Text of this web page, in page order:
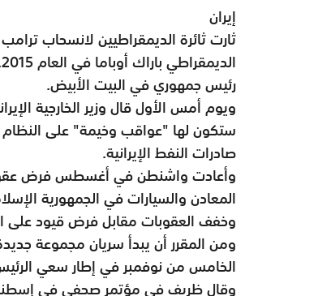
إيران
ثارت ثائرة الديمقراطيين لانسحاب
رئيس جمهوري في البيت الأبيض.
ويوم أمس الأول قال وزير الخارجية
ستكون لها "عواقب وخيمة" على
صادرات النفط الإيرانية.
وأعادت واشنطن في أغسطس فرض
وخفف العقوبات مقابل فرض قيود على
ومن المقرر أن يبدأ سريان مجموعة
الخامس من نوفمبر في إطار سعي
وقال ظريف في مؤتمر صحفي في إسطنبول